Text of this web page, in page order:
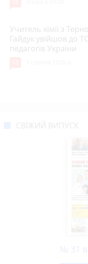
Учитель хімії з
Гайдук увійшов до
педагогів України